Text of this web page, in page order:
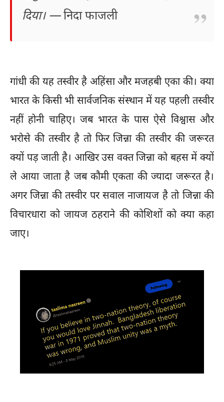
दिया। —निदा फाजली
गांधी की यह तस्वीर है अहिंसा और मजहबी एका की। क्या
भारत के किसी भी सार्वजनिक संस्थान में यह पहली तस्वीर
नहीं होनी चाहिए। जब भारत के पास ऐसे विश्वास और
भरोसे की तस्वीर है तो फिर जिन्ना की तस्वीर की जरूरत
क्यों पड़ जाती है। आखिर उस वक्त जिन्ना को बहस में क्यों
ले आया जाता है जब कौमी एकता की ज्यादा जरूरत है।
अगर जिन्ना की तस्वीर पर सवाल नाजायज है तो जिन्ना की
विचारधारा को जायज ठहराने की कोशिशों को क्या कहा
जाए।